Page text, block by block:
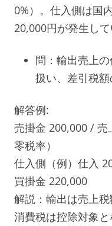
0%）。仕入側は国
20,000円が発生して
問：輸出売上
扱い、差引税額
解答例:
売掛金 200,000 / 売
零税率）
仕入側（例）仕入
買掛金 220,000
解説：輸出は売上
消費税は控除対象